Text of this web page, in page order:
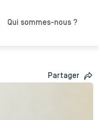
Qui sommes-nous ?
Partager